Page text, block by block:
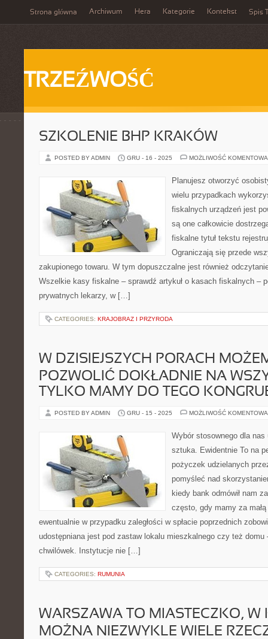
Strona główna Archiwum Hera Kategorie Kontekst Spis
TRZEŹWOŚĆ
SZKOLENIE BHP KRAKÓW
POSTED BY ADMIN GRU - 16 - 2025 MOŻLIWOŚĆ
Planujesz otworzyć
wielu przypadkach
fiskalnych urządzeń jest
są one całkowicie
fiskalne tytuł tekstu
Ograniczają się przede
zakupionego towaru. W tym dopuszczalne jest również
Wszelkie kasy fiskalne – sprawdź artykuł o kasach fiskalnych –
prywatnych lekarzy, w […]
CATEGORIES: KRAJOBRAZ I PRZYRODA
W DZISIEJSZYCH PORACH
POZWOLIĆ DOKŁADNIE NA
TYLKO MAMY DO TEGO
POSTED BY ADMIN GRU - 15 - 2025 MOŻLIWOŚĆ
Wybór stosownego dla
sztuka. Ewidentnie To na
pożyczek udzielanych
pomyśleć nad
kiedy bank odmówił nam
często, gdy mamy za
ewentualnie w przypadku zaległości w spłacie poprzednich
udostępniana jest pod zastaw lokalu mieszkalnego czy też domu
chwilówek. Instytucje nie […]
CATEGORIES: RUMUNIA
WARSZAWA TO MIASTECZKO, W
MOŻNA NIEZWYKLE WIELE